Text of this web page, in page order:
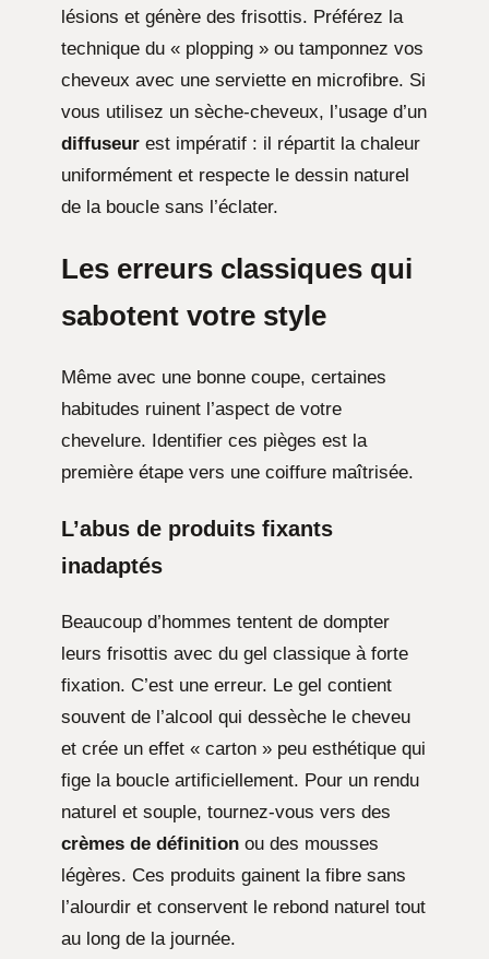
lésions et génère des frisottis. Préférez la
technique du « plopping » ou tamponnez vos
cheveux avec une serviette en microfibre. Si
vous utilisez un sèche-cheveux, l’usage d’un
diffuseur est impératif : il répartit la chaleur
uniformément et respecte le dessin naturel
de la boucle sans l’éclater.
Les erreurs classiques qui
sabotent votre style
Même avec une bonne coupe, certaines
habitudes ruinent l’aspect de votre
chevelure. Identifier ces pièges est la
première étape vers une coiffure maîtrisée.
L’abus de produits fixants
inadaptés
Beaucoup d’hommes tentent de dompter
leurs frisottis avec du gel classique à forte
fixation. C’est une erreur. Le gel contient
souvent de l’alcool qui dessèche le cheveu
et crée un effet « carton » peu esthétique qui
fige la boucle artificiellement. Pour un rendu
naturel et souple, tournez-vous vers des
crèmes de définition ou des mousses
légères. Ces produits gainent la fibre sans
l’alourdir et conservent le rebond naturel tout
au long de la journée.